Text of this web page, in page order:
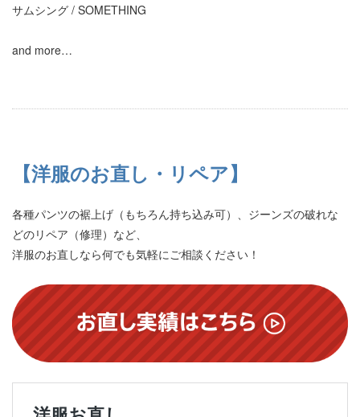
サムシング / SOMETHING
and more…
【洋服のお直し・リペア】
各種パンツの裾上げ（もちろん持ち込み可）、ジーンズの破れな
どのリペア（修理）など、
洋服のお直しなら何でも気軽にご相談ください！